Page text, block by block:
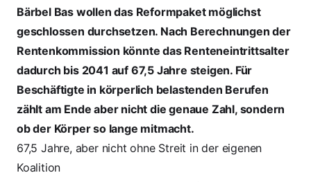
Bärbel Bas wollen das Reformpaket möglichst
geschlossen durchsetzen. Nach Berechnungen der
Rentenkommission könnte das Renteneintrittsalter
dadurch bis 2041 auf 67,5 Jahre steigen. Für
Beschäftigte in körperlich belastenden Berufen
zählt am Ende aber nicht die genaue Zahl, sondern
ob der Körper so lange mitmacht.
67,5 Jahre, aber nicht ohne Streit in der eigenen
Koalition